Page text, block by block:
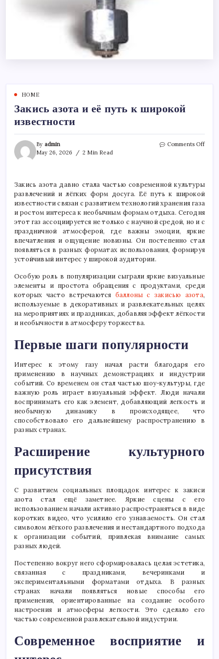
HOME
Закись азота и её путь к широкой
известности
By admin
May 26, 2026
2 Min Read
Comments Offon
путь
к
Закись азота давно стала частью современной культуры
развлечений и лёгких форм досуга. Её путь к широкой
известности связан с развитием технологий хранения газа
и ростом интереса к необычным формам отдыха. Сегодня
этот газ ассоциируется не только с научной средой, но и с
праздничной атмосферой, где важны эмоции, яркие
впечатления и ощущение новизны. Он постепенно стал
появляться в разных форматах использования, формируя
устойчивый интерес у широкой аудитории.
Особую роль в популяризации сыграли яркие визуальные
элементы и простота обращения с продуктами, среди
которых часто встречаются баллоны с закисью азота,
используемые в декоративных и развлекательных целях
на мероприятиях и праздниках, добавляя эффект лёгкости
и необычности в атмосферу торжества.
Первые шаги популярности
Интерес к этому газу начал расти благодаря его
применению в научных демонстрациях и индустрии
событий. Со временем он стал частью шоу-культуры, где
важную роль играет визуальный эффект. Люди начали
воспринимать его как элемент, добавляющий легкость и
необычную динамику в происходящее, что
способствовало его дальнейшему распространению в
разных странах.
Расширение культурного
присутствия
С развитием социальных площадок интерес к закиси
азота стал ещё заметнее. Яркие сцены с его
использованием начали активно распространяться в виде
коротких видео, что усилило его узнаваемость. Он стал
символом лёгкого развлечения и нестандартного подхода
к организации событий, привлекая внимание самых
разных людей.
Постепенно вокруг него сформировалась целая эстетика,
связанная с праздниками, вечеринками и
экспериментальными форматами отдыха. В разных
странах начали появляться новые способы его
применения, ориентированные на создание особого
настроения и атмосферы легкости. Это сделало его
частью современной развлекательной индустрии.
Современное восприятие и